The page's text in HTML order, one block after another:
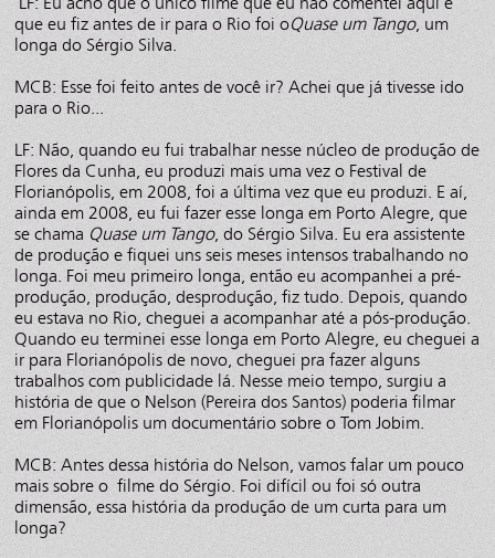
que eu fiz antes de ir para o Rio foi oQuase um Tango, um
longa do Sérgio Silva.
MCB: Esse foi feito antes de você ir? Achei que já tivesse ido
para o Rio...
LF: Não, quando eu fui trabalhar nesse núcleo de produção de
Flores da Cunha, eu produzi mais uma vez o Festival de
Florianópolis, em 2008, foi a última vez que eu produzi. E aí,
ainda em 2008, eu fui fazer esse longa em Porto Alegre, que
se chama Quase um Tango, do Sérgio Silva. Eu era assistente
de produção e fiquei uns seis meses intensos trabalhando no
longa. Foi meu primeiro longa, então eu acompanhei a pré-
produção, produção, desprodução, fiz tudo. Depois, quando
eu estava no Rio, cheguei a acompanhar até a pós-produção.
Quando eu terminei esse longa em Porto Alegre, eu cheguei a
ir para Florianópolis de novo, cheguei pra fazer alguns
trabalhos com publicidade lá. Nesse meio tempo, surgiu a
história de que o Nelson (Pereira dos Santos) poderia filmar
em Florianópolis um documentário sobre o Tom Jobim.
MCB: Antes dessa história do Nelson, vamos falar um pouco
mais sobre o filme do Sérgio. Foi difícil ou foi só outra
dimensão, essa história da produção de um curta para um
longa?